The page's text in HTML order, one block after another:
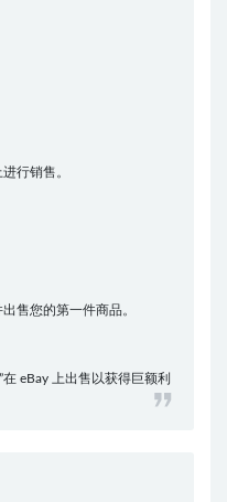
行销售。
售您的第一件商品。
eBay 上出售以获得巨额利